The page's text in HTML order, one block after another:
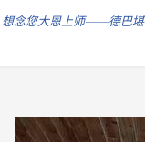
想念您大恩上师——德巴堪